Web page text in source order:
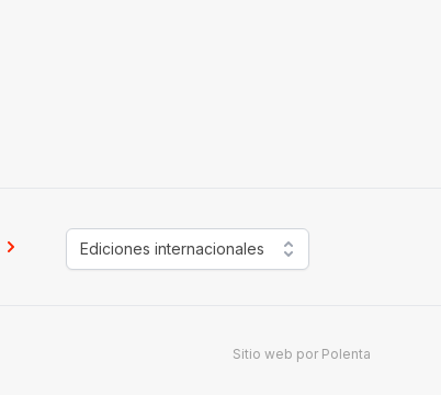
Ediciones internacionales
Sitio web por Polenta